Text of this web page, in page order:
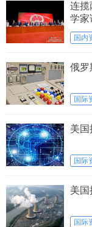
连揽
学家
国内
俄罗
国际
美国
国际
美国
国际